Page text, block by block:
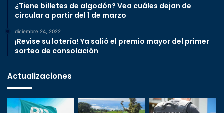
¿Tiene billetes de algodón? Vea cuáles dejan de
circular a partir del 1 de marzo
diciembre 24, 2022
¡Revise su lotería! Ya salió el premio mayor del primer
sorteo de consolación
Actualizaciones